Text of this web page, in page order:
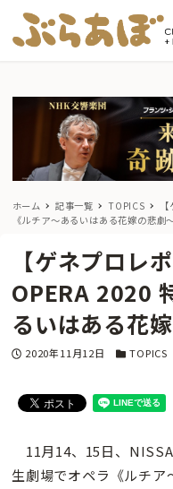
ホーム 記事一覧 TOPICS
《ルチア〜あるいはある花嫁の悲劇
【ゲネプロレ
OPERA 2020
るいはある花
投稿日
2020年11月12日 カテゴリー
TOPICS
11月14、15日、
生劇場でオペラ《ルチア